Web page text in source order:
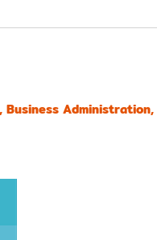
Administration,